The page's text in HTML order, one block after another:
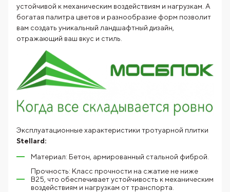
устойчивой к механическим воздействиям и нагрузкам. А
богатая палитра цветов и разнообразие форм позволит
вам создать уникальный ландшафтный дизайн,
отражающий ваш вкус и стиль.
Эксплуатационные характеристики тротуарной плитки
Stellard:
Материал: Бетон, армированный стальной фиброй.
Прочность: Класс прочности на сжатие не ниже
В25, что обеспечивает устойчивость к механическим
воздействиям и нагрузкам от транспорта.